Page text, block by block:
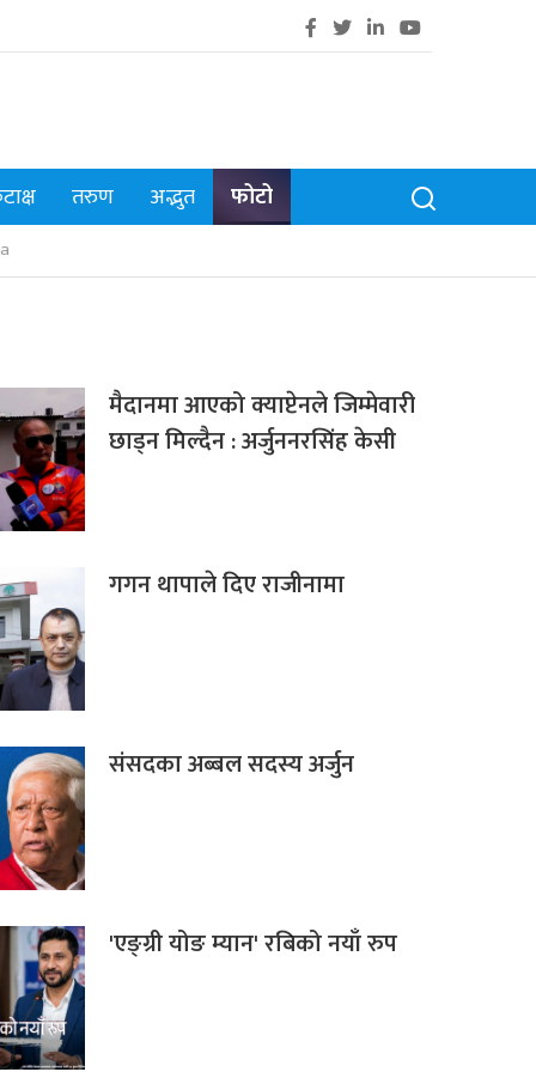
तरुण अद्भुत फोटो
मैदानमा आएको क्याप्टेनले जिम्मेवारी
छाड्न मिल्दैन : अर्जुननरसिंह केसी
गगन थापाले दिए राजीनामा
संसदका अब्बल सदस्य अर्जुन
'एङ्ग्री योङ म्यान' रबिको नयाँ रुप